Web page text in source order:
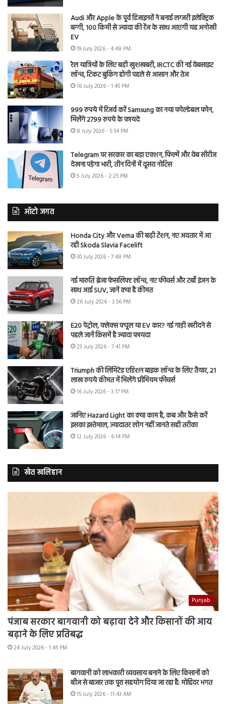
Audi और Apple के पूर्व डिजाइनरों ने बनाई लग्जरी इलेक्ट्रिक
बग्गी, 100 किमी से ज्यादा की रेंज के साथ आएगी यह अनोखी
EV
19 July 2026 - 4:48 PM
रेल यात्रियों के लिए बड़ी खुशखबरी, IRCTC की नई वेबसाइट
लॉन्च, टिकट बुकिंग होगी पहले से आसान और तेज
16 July 2026 - 1:45 PM
999 रुपये में रिजर्व करें Samsung का नया फोल्डेबल फोन,
मिलेंगे 2799 रुपये के फायदे
8 July 2026 - 5:54 PM
Telegram पर सरकार का बड़ा एक्शन, फिल्में और वेब सीरीज
देखना पड़ेगा भारी, तीन दिनों में दूसरा नोटिस
5 July 2026 - 2:25 PM
ऑटो जगत
Honda City और Verna की बढ़ी टेंशन, नए अवतार में आ
रही Skoda Slavia Facelift
30 July 2026 - 7:48 PM
नई मारुति ब्रेजा फेसलिफ्ट लॉन्च, नए फीचर्स और टर्बो इंजन के
साथ आई SUV, जानें क्या है कीमत
26 July 2026 - 3:56 PM
E20 पेट्रोल, फ्लेक्स फ्यूल या EV कार? नई गाड़ी खरीदने से
पहले जानें किसमें है ज्यादा फायदा
23 July 2026 - 7:41 PM
Triumph की लिमिटेड एडिशन बाइक लॉन्च के लिए तैयार, 21
लाख रुपये कीमत में मिलेंगे प्रीमियम फीचर्स
16 July 2026 - 3:17 PM
जानिए Hazard Light का क्या काम है, कब और कैसे करें
इसका इस्तेमाल, ज्यादातर लोग नहीं जानते सही तरीका
12 July 2026 - 6:14 PM
खेत खलिहान
Punjab
पंजाब सरकार बागवानी को बढ़ावा देने और किसानों की आय
बढ़ाने के लिए प्रतिबद्ध
24 July 2026 - 1:45 PM
बागवानी को लाभकारी व्यवसाय बनाने के लिए किसानों को
बीज से बाजार तक पूरा सहयोग दिया जा रहा है: मोहिंदर भगत
15 July 2026 - 11:43 AM